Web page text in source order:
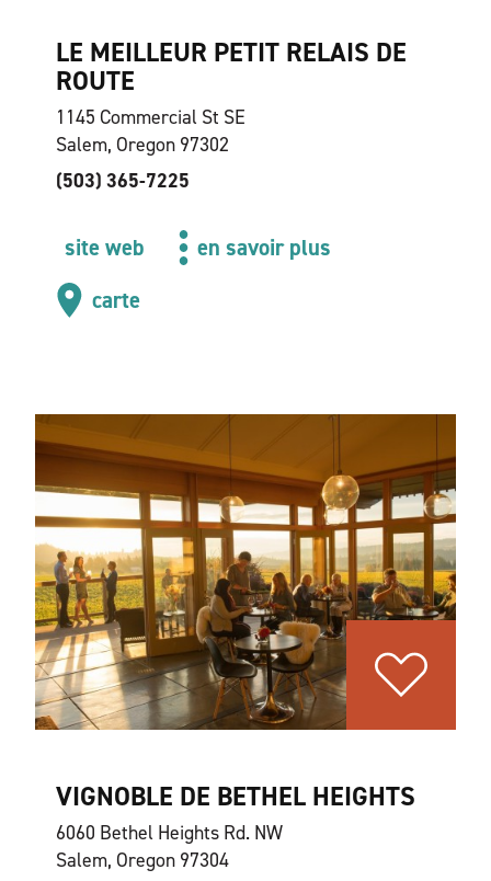
LE MEILLEUR PETIT RELAIS DE
ROUTE
1145 Commercial St SE
Salem, Oregon 97302
(503) 365-7225
site web
en savoir plus
carte
VIGNOBLE DE BETHEL HEIGHTS
6060 Bethel Heights Rd. NW
Salem, Oregon 97304